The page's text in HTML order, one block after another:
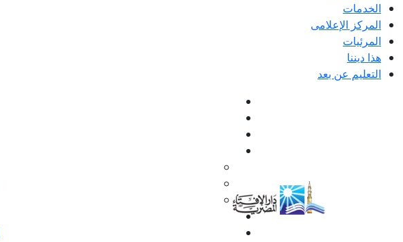
الخدمات
المركز الإعلامى
المرئيات
هذا ديننا
التعليم عن بعد